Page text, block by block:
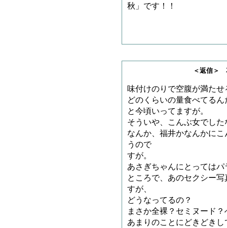
秋」です！！
＜返信＞ 花京竜さ
味付けのりで空腹が満た
どのくらいの量食べてる
と今頃いってますが。
そういや、こんぶ女でし
なんか、福井かなんかに
うので
すが。
あさぎちゃんにとっては
ところで、あのセクシー
すが、
どうなってるの？
まさか全裸？セミヌード
あまりのことにどきどき